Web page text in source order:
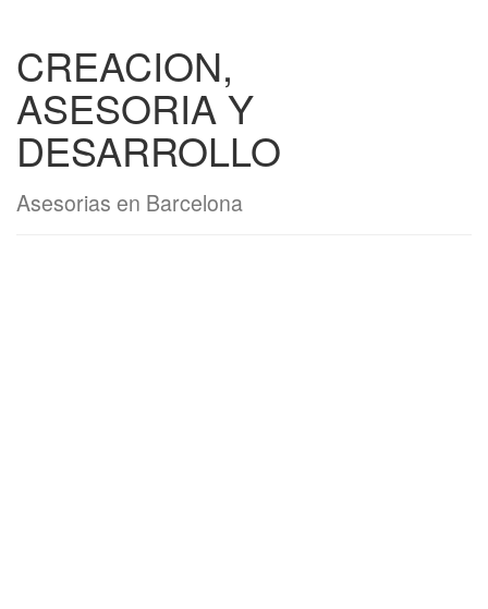
CREACION,
ASESORIA Y
DESARROLLO
Asesorias en Barcelona